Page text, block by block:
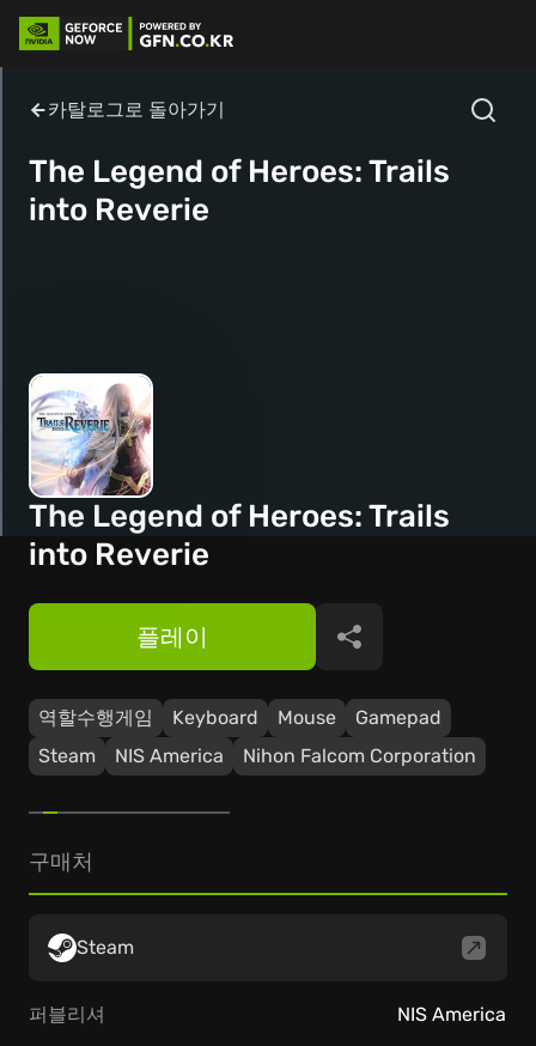
카탈로그로 돌아가기
The Legend of Heroes: Trails
into Reverie
The Legend of Heroes: Trails
into Reverie
역할수행게임 Keyboard Mouse
Gamepad
Steam
NIS America Nihon Falcom Corporation
플레이 공유
구매처
Steam
퍼블리셔 NIS America